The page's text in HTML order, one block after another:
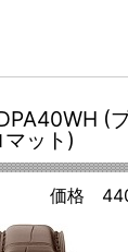
マット)
価格